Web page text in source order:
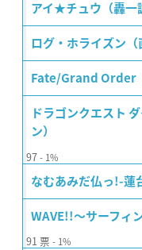
アイ★チュウ（轟一
ログ・ホライズン（
Fate/Grand Order
ドラゴンクエスト
ン）
97 1%
なむあみだ仏っ!-蓮
WAVE!!〜サーフィ
91 票 1%